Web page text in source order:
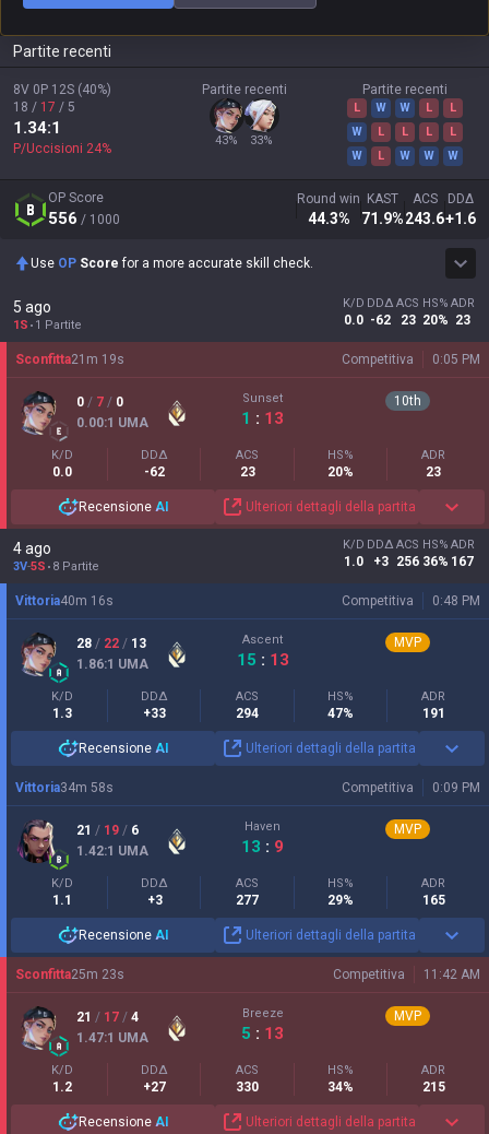
Partite recenti
8V 0P 12S (40%)
18 / 17 / 5
1.34:1
P/Uccisioni 24%
Partite recenti
43% 33%
Partite recenti
L W W L
L
W
L L L
L
W
L W W W
OP Score
556 / 1000
Round win
44.3%
KAST
71.9%
ACS
243.6
DDΔ
+1.6
Use OP Score for a more accurate skill check.
5 ago
1S 1 Partite
K/D
0.0
DDΔ
-62
ACS
23
HS%
20%
ADR
23
Competitiva 0:05 PM
Sconfitta21 m 19s
0 / 7 / 0
0.00:1 UMA
Sunset
1 : 13
10th
K/D
0.0
DDΔ
-62
ACS
23
HS%
20%
ADR
23
Recensione AI Ulteriori dettagli della partita
4 ago
3V-5S 8 Partite
K/D
1.0
DDΔ
+3
ACS
256
HS%
36%
ADR
167
Competitiva 0:48 PM
Vittoria40m 16s
28 / 22 / 13
1.86:1 UMA
Ascent
15 : 13
MVP
K/D
1.3
DDΔ
+33
ACS
294
HS%
47%
ADR
191
Recensione AI Ulteriori dettagli della partita
Competitiva 0:09 PM
Vittoria34m 58s
21 / 19 / 6
1.42:1 UMA
Haven
13 : 9
MVP
K/D
1.1
DDΔ
+3
ACS
277
HS%
29%
ADR
165
Recensione AI Ulteriori dettagli della partita
Competitiva 11:42 AM
Sconfitta25m 23s
21 / 17 / 4
1.47:1 UMA
Breeze
5 : 13
MVP
K/D
1.2
DDΔ
+27
ACS
330
HS%
34%
ADR
215
Recensione AI Ulteriori dettagli della partita